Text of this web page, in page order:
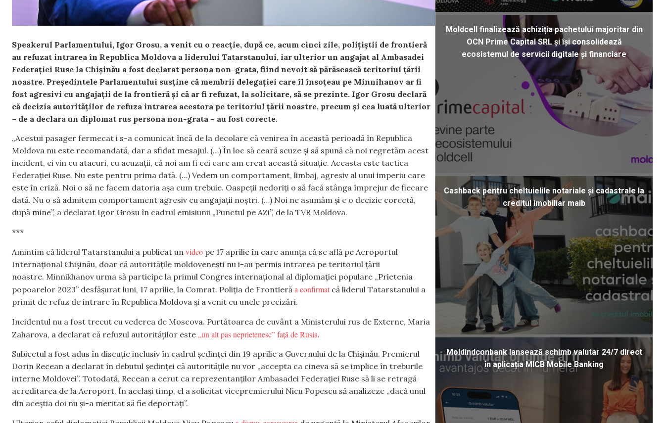
Speakerul Parlamentului, Igor Grosu, a venit cu o reacție, după ce, acum cinci zile, polițiștii de frontieră
au refuzat intrarea în Republica Moldova a liderului Tatarstanului, iar ulterior un angajat al Ambasadei
Federației Ruse la Chișinău a fost declarat persona non-grata, fiind nevoit să părăsească teritoriul țării
noastre. Președintele Parlamentului susține că membrii delegației care îl însoțeau pe Minnihanov ar fi
fost agresivi cu angajații de la frontieră și că ar fi refuzat, la solicitare, să se prezinte. Igor Grosu declară
că decizia autorităților de refuza intrarea acestora pe teritoriul țării noastre, precum și cea luată ulterior
– de a declara un diplomat rus persona non-grata – au fost corecte.
„Acestui pasager fermecat i s-a comunicat încă de la decolare că venirea în această perioadă în Republica
Moldova nu este recomandată, dar a sfidat mesajul. (…) În loc să ceară scuze și să spună că noi regretăm acest
incident, ei vin cu atacuri, cu acuzații, că noi am fi cei care am creat această situație. Aceasta este tactica
Federației Ruse. Nu este pentru prima dată. (…) Vedem un comportament, limbaj, agresiv al unui imperiu care
este în criză. Noi o să ne facem datoria așa cum trebuie. Oaspeții nedoriți o să facă stânga împrejur de fiecare
dată. Nu o să admitem comportament agresiv cu angajații noștri. (…) Noi ne asumăm și e o decizie corectă,
după mine”, a declarat Igor Grosu în cadrul emisiunii „Punctul pe AZi”, de la TVR Moldova.
***
Amintim că liderul Tatarstanului a publicat un video pe 17 aprilie în care anunța că se află pe Aeroportul
Internațional Chișinău, doar că autoritățile moldovenești nu i-au permis intrarea pe teritoriul țării
noastre. Minnikhanov urma să participe la primul Congres internațional al diplomației populare „Prietenia
popoarelor 2023” desfășurat luni, 17 aprilie, la Comrat. Poliția de Frontieră a confirmat că liderul Tatarstanului a
primit de refuz de intrare în Republica Moldova și a venit cu unele precizări.
Incidentul nu a fost trecut cu vederea de Moscova. Purtătoarea de cuvânt a Ministerului rus de Externe, Maria
Zaharova, a declarat că refuzul autorităților este „un alt pas neprietenesc” față de Rusia.
Subiectul a fost adus în discuție inclusiv în cadrul ședinței din 19 aprilie a Guvernului de la Chișinău. Premierul
Dorin Recean a declarat în debutul ședinței că autoritățile nu vor „accepta ca cineva să se implice în treburile
interne Moldovei”. Totodată, Recean a cerut ca reprezentanților Ambasadei Federației Ruse să li se retragă
acreditarea de la Aeroport. În același timp, el a solicitat vicepremierului Nicu Popescu să analizeze „dacă unul
din aceștia doi nu și-a meritat să fie deportați”.
Moldcell finalizează achiziția pachetului majoritar din
OCN Prime Capital SRL și își consolidează
ecosistemul de servicii digitale și financiare
Cashback pentru cheltuielile notariale și cadastrale la
creditul imobiliar maib
Moldindconbank lansează schimb valutar 24/7 direct
în aplicația MICB Mobile Banking